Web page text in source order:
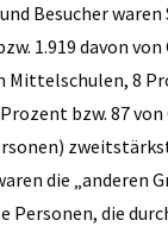
Besucher waren
1.919 davon
Mittelschulen, 8
bzw. 87
die „anderen
Personen, die